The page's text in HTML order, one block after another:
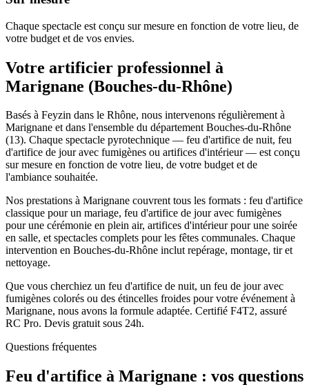
Chaque spectacle est conçu sur mesure en fonction de votre lieu, de
votre budget et de vos envies.
Votre artificier professionnel à
Marignane (Bouches-du-Rhône)
Basés à Feyzin dans le Rhône, nous intervenons régulièrement à
Marignane et dans l'ensemble du département Bouches-du-Rhône
(13). Chaque spectacle pyrotechnique — feu d'artifice de nuit, feu
d'artifice de jour avec fumigènes ou artifices d'intérieur — est conçu
sur mesure en fonction de votre lieu, de votre budget et de
l'ambiance souhaitée.
Nos prestations à Marignane couvrent tous les formats : feu d'artifice
classique pour un mariage, feu d'artifice de jour avec fumigènes
pour une cérémonie en plein air, artifices d'intérieur pour une soirée
en salle, et spectacles complets pour les fêtes communales. Chaque
intervention en Bouches-du-Rhône inclut repérage, montage, tir et
nettoyage.
Que vous cherchiez un feu d'artifice de nuit, un feu de jour avec
fumigènes colorés ou des étincelles froides pour votre événement à
Marignane, nous avons la formule adaptée. Certifié F4T2, assuré
RC Pro. Devis gratuit sous 24h.
Questions fréquentes
Feu d'artifice à Marignane : vos questions